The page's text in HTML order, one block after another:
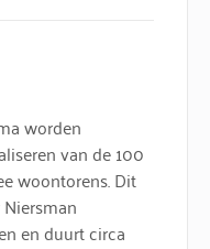
worden
van de 100
woontorens. Dit
en duurt circa